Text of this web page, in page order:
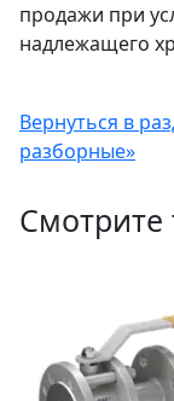
продажи при
надлежащего
Вернуться в
разборные»
Смотрите